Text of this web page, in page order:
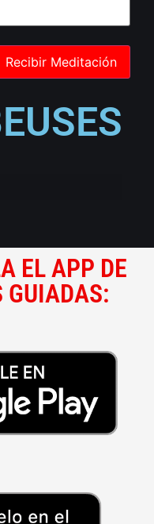
EL APP DE
GUIADAS: